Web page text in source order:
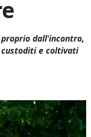
dall’incontro,
e coltivati